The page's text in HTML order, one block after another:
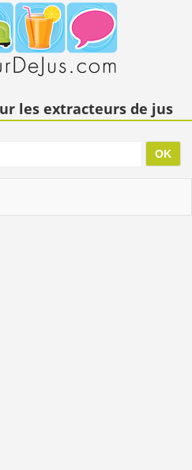
les extracteurs de jus